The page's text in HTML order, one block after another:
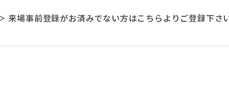
来場事前登録がお済みでない方はこちらよりご登録下さ